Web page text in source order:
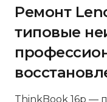
Ремонт
типовые
ThinkBook 16p —